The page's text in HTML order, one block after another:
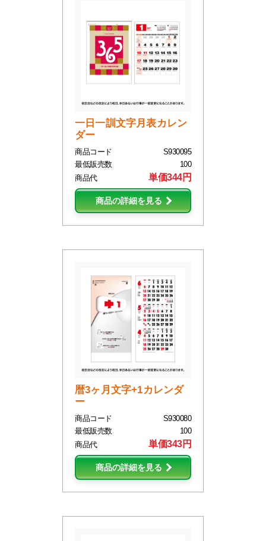
一日一訓文字月表カレン
ダー
商品コード
S930095
最低販売数
100
商品代
単価344円
商品の詳細を見る
暦3ヶ月文字+1カレンダ
ー
商品コード
S930080
最低販売数
100
商品代
単価343円
商品の詳細を見る